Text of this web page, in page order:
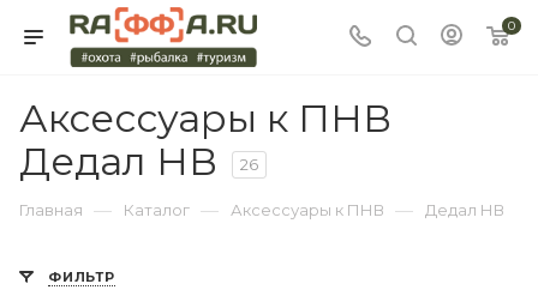
0
Аксессуары к ПНВ
Дедал НВ
26
Главная — Каталог — Аксессуары к ПНВ — Дедал НВ
ФИЛЬТР